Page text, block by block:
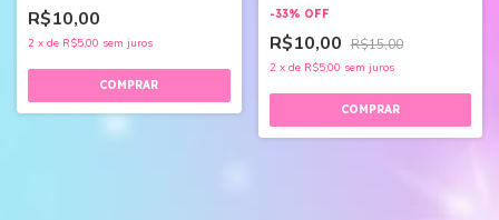
R$10,00
2 x de R$5,00 sem juros
-33% OFF
R$10,00 R$15,00
2 x de R$5,00 sem juros